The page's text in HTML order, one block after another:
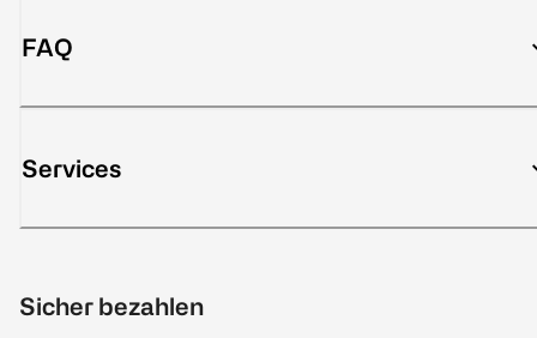
FAQ
Services
Sicher bezahlen